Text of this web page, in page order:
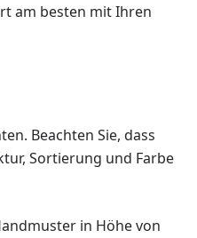
am besten mit Ihren
Beachten Sie, dass
Sortierung und Farbe
in Höhe von